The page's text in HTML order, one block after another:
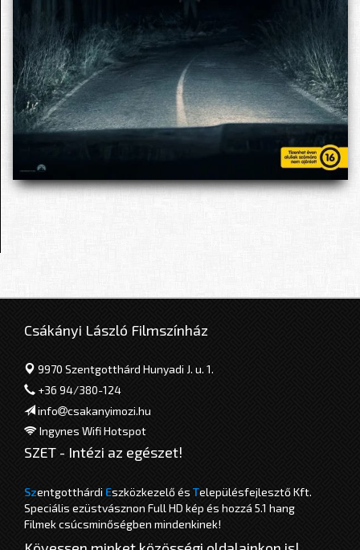
Csákányi László Filmszínház
9970 Szentgotthárd Hunyadi J. u. 1.
+36 94/380-124
info
csakanyimozi.hu
Ingynes Wifi Hotspot
SZET - Intézi az egészet!
Szentgotthárdi Eszközkezelő és Településfejlesztő Kft.
Speciális ezüstvásznon Full HD kép és hozzá 5.1 hang
Filmek csúcsminőségben mindenkinek!